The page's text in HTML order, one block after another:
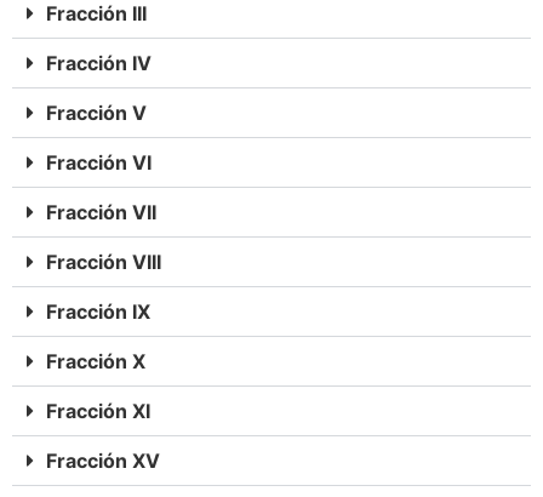
Fracción III
Fracción IV
Fracción V
Fracción VI
Fracción VII
Fracción VIII
Fracción IX
Fracción X
Fracción XI
Fracción XV